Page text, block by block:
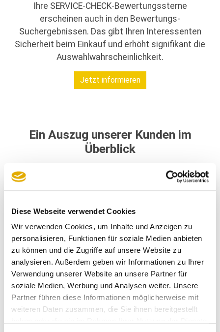
Diese Webseite verwendet Cookies
Wir verwenden Cookies, um Inhalte und Anzeigen zu
personalisieren, Funktionen für soziale Medien anbieten
zu können und die Zugriffe auf unsere Website zu
analysieren. Außerdem geben wir Informationen zu Ihrer
Verwendung unserer Website an unsere Partner für
soziale Medien, Werbung und Analysen weiter. Unsere
Partner führen diese Informationen möglicherweise mit
weiteren Daten zusammen, die Sie ihnen bereitgestellt
Ihre SERVICE-CHECK-Bewertungssterne
erscheinen auch in den Bewertungs-
Suchergebnissen. Das gibt Ihren Interessenten
Sicherheit beim Einkauf und erhöht signifikant die
Auswahlwahrscheinlichkeit.
Jetzt informieren
Ein Auszug unserer Kunden im
Überblick